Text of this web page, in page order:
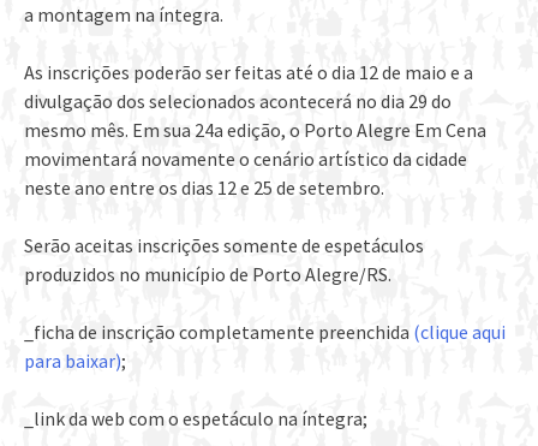
a montagem na íntegra.
As inscrições poderão ser feitas até o dia 12 de maio e a
divulgação dos selecionados acontecerá no dia 29 do
mesmo mês. Em sua 24a edição, o Porto Alegre Em Cena
movimentará novamente o cenário artístico da cidade
neste ano entre os dias 12 e 25 de setembro.
Serão aceitas inscrições somente de espetáculos
produzidos no município de Porto Alegre/RS.
_ficha de inscrição completamente preenchida (clique aqui
para baixar);
_link da web com o espetáculo na íntegra;